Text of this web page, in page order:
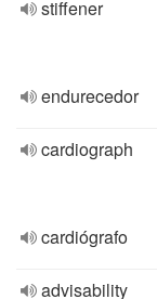
stiffener
endurecedor
cardiograph
cardiógrafo
advisability